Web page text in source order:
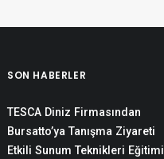
SON HABERLER
TESCA Diniz Firmasından
Bursatto’ya Tanışma Ziyareti
Etkili Sunum Teknikleri Eğitimi